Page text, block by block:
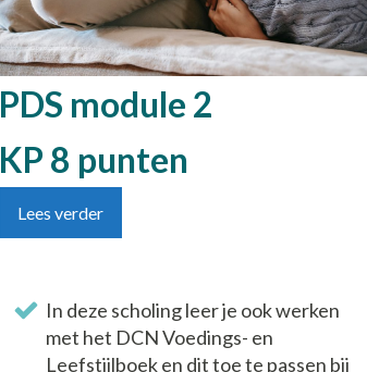
PDS module 2
KP 8 punten
Lees verder
In deze scholing leer je ook werken
met het DCN Voedings- en
Leefstijlboek en dit toe te passen bij